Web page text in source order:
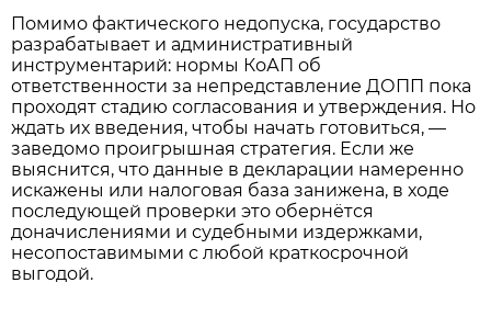
Помимо фактического недопуска, государство
разрабатывает и административный
инструментарий: нормы КоАП об
ответственности за непредставление ДОПП пока
проходят стадию согласования и утверждения. Но
ждать их введения, чтобы начать готовиться, —
заведомо проигрышная стратегия. Если же
выяснится, что данные в декларации намеренно
искажены или налоговая база занижена, в ходе
последующей проверки это обернётся
доначислениями и судебными издержками,
несопоставимыми с любой краткосрочной
выгодой.